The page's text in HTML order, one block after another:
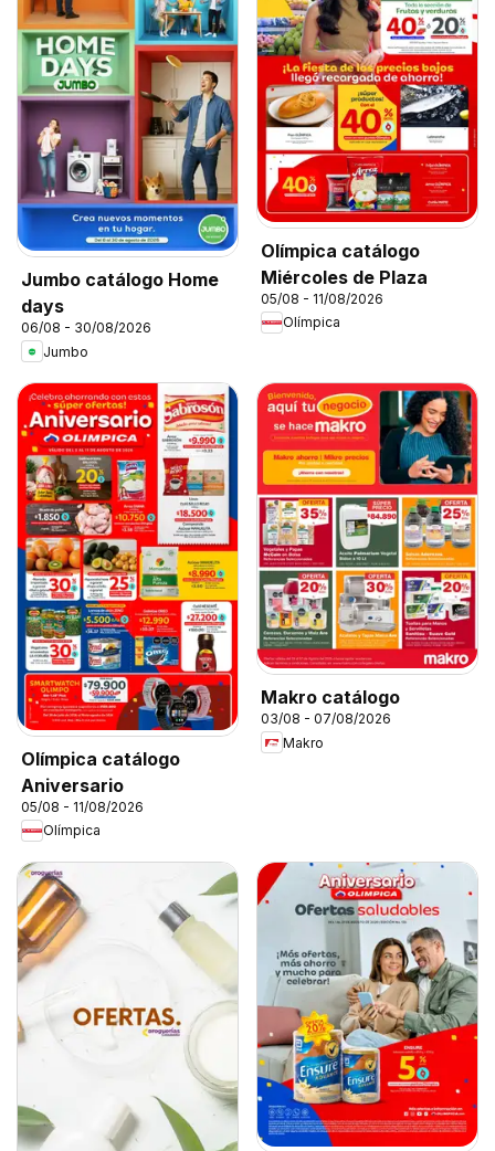
Jumbo catálogo Home
days
06/08 - 30/08/2026
Jumbo
Olímpica catálogo
Miércoles de Plaza
05/08 - 11/08/2026
Olímpica
Olímpica catálogo
Aniversario
05/08 - 11/08/2026
Olímpica
Makro catálogo
03/08 - 07/08/2026
Makro